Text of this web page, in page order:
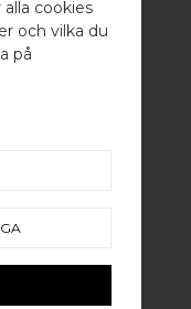
LÅS
cookies
och vilka du
på